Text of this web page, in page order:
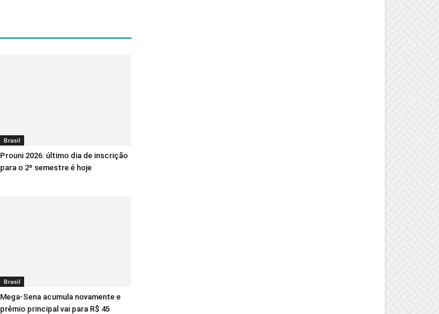
Brasil
Prouni 2026: último dia de inscrição
para o 2º semestre é hoje
Brasil
Mega-Sena acumula novamente e
prêmio principal vai para R$ 45